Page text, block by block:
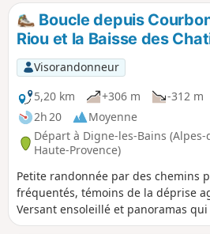
Anges, le moulin médiéval et le
Martignon offre de beaux
Digne. Une fois au sommet du
être émerveillé par une vue
Trois Évêchés. Par temps clair, vous
Monges, les cloches de Barles et
Dormillouse. La montée finale vers
est récompensée par un panorama
souffle. Le retour par la Baisse des
dans un vallon boisé et paisible,
aventure en pleine nature. Une
manquer pour les amateurs de
tranquillité.
Boucle depuis
Riou et la Baisse des
Visorandonneur
5,20 km
+306 m
-312 m
2h 20
Moyenne
Départ à Digne-les-Bains (Alpes-
Haute-Provence)
Petite randonnée par des chemins
fréquentés, témoins de la déprise
Versant ensoleillé et panoramas qui
voyage !